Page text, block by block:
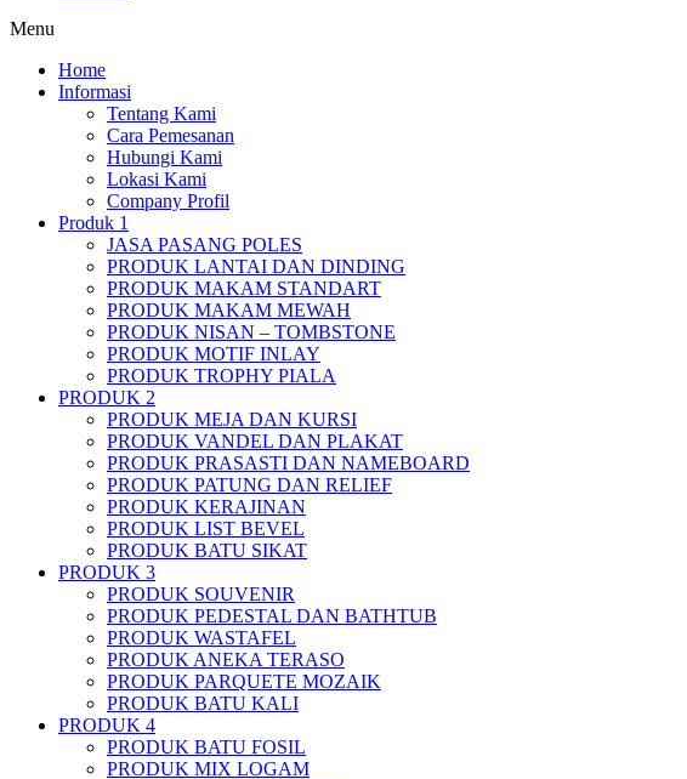
Menu
Home
Informasi
Tentang Kami
Cara Pemesanan
Hubungi Kami
Lokasi Kami
Company Profil
Produk 1
JASA PASANG POLES
PRODUK LANTAI DAN DINDING
PRODUK MAKAM STANDART
PRODUK MAKAM MEWAH
PRODUK NISAN – TOMBSTONE
PRODUK MOTIF INLAY
PRODUK TROPHY PIALA
PRODUK 2
PRODUK MEJA DAN KURSI
PRODUK VANDEL DAN PLAKAT
PRODUK PRASASTI DAN NAMEBOARD
PRODUK PATUNG DAN RELIEF
PRODUK KERAJINAN
PRODUK LIST BEVEL
PRODUK BATU SIKAT
PRODUK 3
PRODUK SOUVENIR
PRODUK PEDESTAL DAN BATHTUB
PRODUK WASTAFEL
PRODUK ANEKA TERASO
PRODUK PARQUETE MOZAIK
PRODUK BATU KALI
PRODUK 4
PRODUK BATU FOSIL
PRODUK MIX LOGAM